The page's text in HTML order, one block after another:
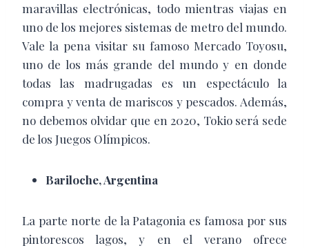
maravillas electrónicas, todo mientras viajas en
uno de los mejores sistemas de metro del mundo.
Vale la pena visitar su famoso Mercado Toyosu,
uno de los más grande del mundo y en donde
todas las madrugadas es un espectáculo la
compra y venta de mariscos y pescados. Además,
no debemos olvidar que en 2020, Tokio será sede
de los Juegos Olímpicos.
Bariloche, Argentina
La parte norte de la Patagonia es famosa por sus
pintorescos lagos, y en el verano ofrece